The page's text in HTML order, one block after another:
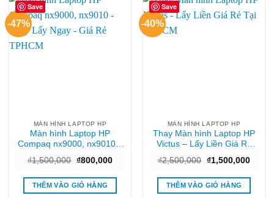
Save
-47%
MÀN HÌNH LAPTOP HP
Màn hình Laptop HP
Compaq nx9000, nx9010 –
TPHCM
₫1,500,000 Giá
là:
₫1,500,000.
₫800,000Giá
tại
₫800,000.
THÊM VÀO GIỎ HÀNG
Save
-40%
MÀN HÌNH LAPTOP HP
Thay Màn hình Laptop HP
Victus – Lấy Liền Giá Rẻ
₫2,500,000 Giá
gốc
là:
₫2,500,000.
₫1,500,000Giá
tại
THÊM VÀO GIỎ HÀNG